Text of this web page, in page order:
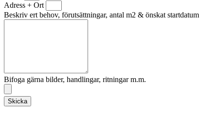
Adress + Ort
Beskriv ert behov, förutsättningar, antal m2 & önskat startdatum
Bifoga gärna bilder, handlingar, ritningar m.m.
Skicka